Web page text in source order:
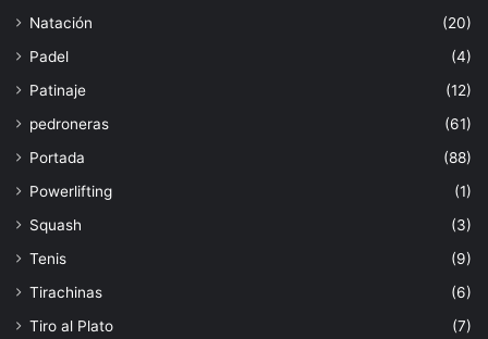
Natación
(20)
Padel
(4)
Patinaje
(12)
pedroneras
(61)
Portada
(88)
Powerlifting
(1)
Squash
(3)
Tenis
(9)
Tirachinas
(6)
Tiro al Plato
(7)